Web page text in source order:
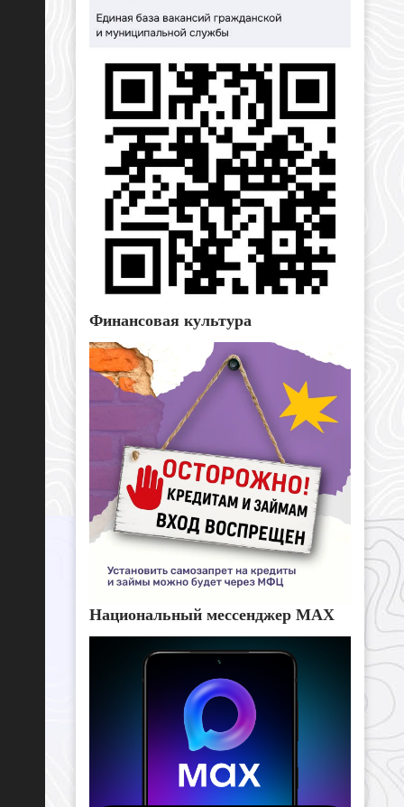
Финансовая культура
Национальный мессенджер MAX